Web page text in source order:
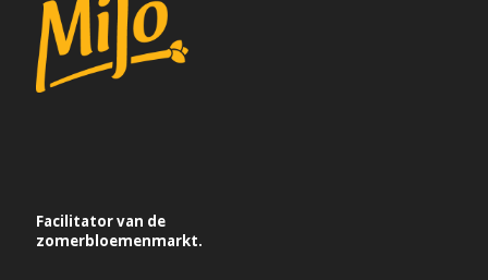
Facilitator van de
zomerbloemenmarkt.